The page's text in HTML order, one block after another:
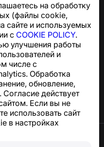
на обработку
(файлы cookie,
сайте и используемых
с COOKIE POLICY.
улучшения работы
и
числе с
Обработка
обновление,
Согласие действует
Если вы не
использовать сайт
в настройках
GDPR: